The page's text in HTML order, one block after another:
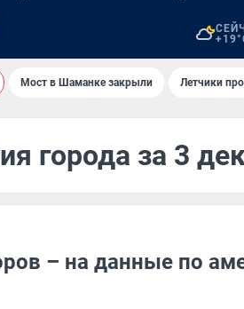
Мост в Шаманке закрыли Летчики
города за 3
– на данные по